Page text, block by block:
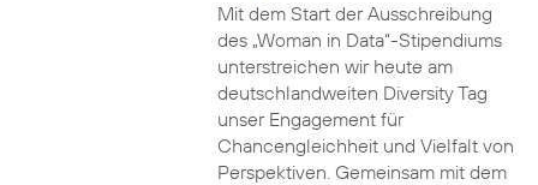
Mit dem Start der Ausschreibung
des „Woman in Data“-Stipendiums
unterstreichen wir heute am
deutschlandweiten Diversity Tag
unser Engagement für
Chancengleichheit und Vielfalt von
Perspektiven. Gemeinsam mit dem